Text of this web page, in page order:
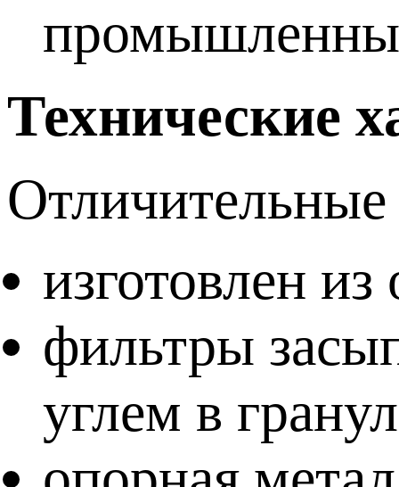
Технические
изготовлен
фильтры
углем в